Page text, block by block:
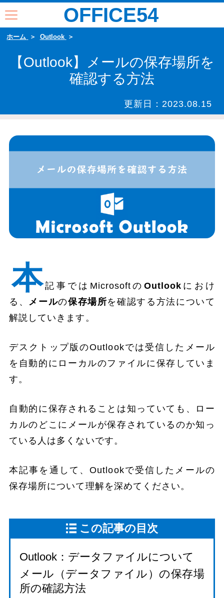
OFFICE54
ホーム Outlook
【Outlook】メールの保存場所を
確認する方法
更新日： 2023.08.15
本記事ではMicrosoftの Outlook におけ
る、 メールの保存場所を確認する方法について
解説していきます。
デスクトップ版のOutlookでは受信したメール
を自動的にローカルのファイルに保存していま
す。
自動的に保存されることは知っていても、ロー
カルのどこにメールが保存されているのか知っ
ている人は多くないです。
本記事を通して、Outlookで受信したメールの
保存場所について理解を深めてください。
この記事の目次
Outlook：データファイルについて
メール（データファイル）の保存場
所の確認方法